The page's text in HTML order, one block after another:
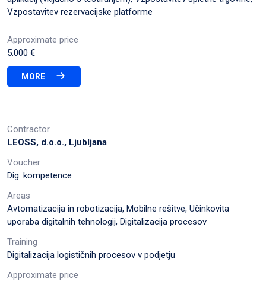
Vzpostavitev rezervacijske platforme
Approximate price
5.000 €
MORE
Contractor
LEOSS, d.o.o., Ljubljana
Voucher
Dig. kompetence
Areas
Avtomatizacija in robotizacija, Mobilne rešitve, Učinkovita
uporaba digitalnih tehnologij, Digitalizacija procesov
Training
Digitalizacija logističnih procesov v podjetju
Approximate price